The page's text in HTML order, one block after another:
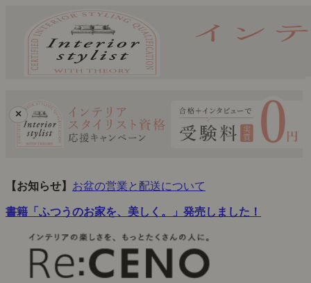
×
【お知らせ】 お盆の営業と配送について
書籍「ふつうのお家を、美しく。」発売しました！